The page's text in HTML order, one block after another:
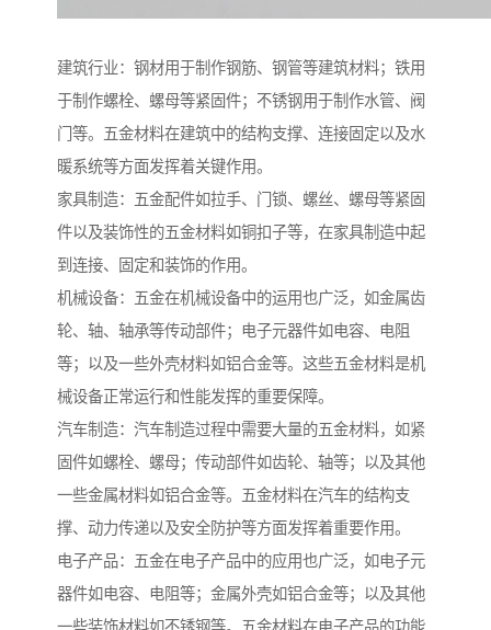
建筑行业：钢材用于制作钢筋、钢管等建筑材料；铁用
于制作螺栓、螺母等紧固件；不锈钢用于制作水管、阀
门等。五金材料在建筑中的结构支撑、连接固定以及水
暖系统等方面发挥着关键作用。
家具制造：五金配件如拉手、门锁、螺丝、螺母等紧固
件以及装饰性的五金材料如铜扣子等，在家具制造中起
到连接、固定和装饰的作用。
机械设备：五金在机械设备中的运用也广泛，如金属齿
轮、轴、轴承等传动部件；电子元器件如电容、电阻
等；以及一些外壳材料如铝合金等。这些五金材料是机
械设备正常运行和性能发挥的重要保障。
汽车制造：汽车制造过程中需要大量的五金材料，如紧
固件如螺栓、螺母；传动部件如齿轮、轴等；以及其他
一些金属材料如铝合金等。五金材料在汽车的结构支
撑、动力传递以及安全防护等方面发挥着重要作用。
电子产品：五金在电子产品中的应用也广泛，如电子元
器件如电容、电阻等；金属外壳如铝合金等；以及其他